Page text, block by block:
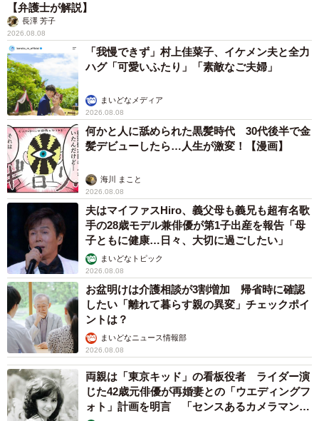
【弁護士が解説】
長澤 芳子
2026.08.08
「我慢できず」村上佳菜子、イケメン夫と全力
ハグ「可愛いふたり」「素敵なご夫婦」
まいどなメディア
2026.08.08
何かと人に舐められた黒髪時代 30代後半で金
髪デビューしたら…人生が激変！【漫画】
海川 まこと
2026.08.08
夫はマイファスHiro、義父母も義兄も超有名歌
手の28歳モデル兼俳優が第1子出産を報告「母
子ともに健康…日々、大切に過ごしたい」
まいどなトピック
2026.08.08
お盆明けは介護相談が3割増加 帰省時に確認
したい「離れて暮らす親の異変」チェックポイ
ントは？
まいどなニュース情報部
2026.08.08
両親は「東京キッド」の看板役者 ライダー演
じた42歳元俳優が再婚妻との「ウエディングフ
ォト」計画を明言 「センスあるカメラマン求